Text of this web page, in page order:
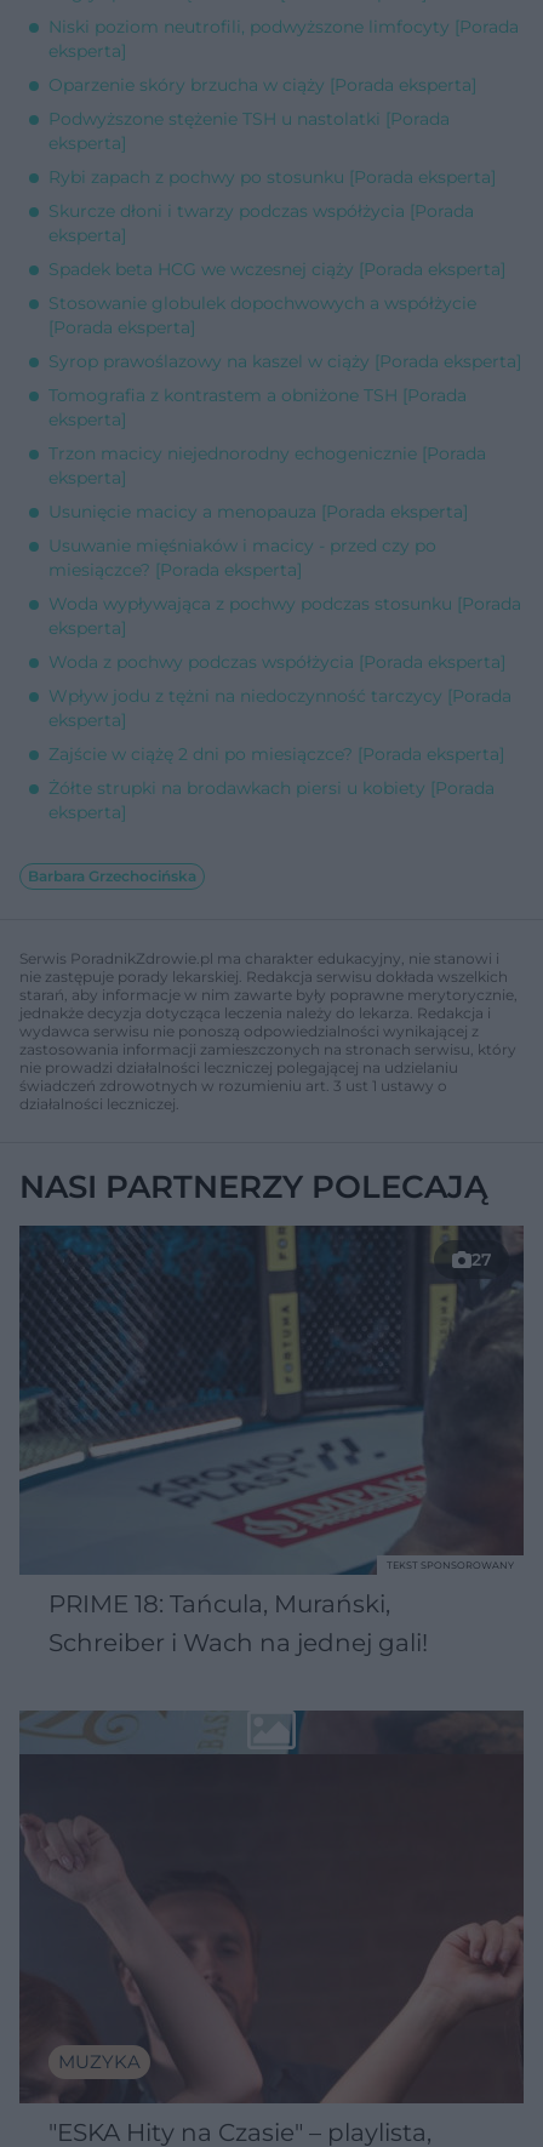
Niski poziom neutrofili, podwyższone limfocyty [Porada
eksperta]
Oparzenie skóry brzucha w ciąży [Porada eksperta]
Podwyższone stężenie TSH u nastolatki [Porada
eksperta]
Rybi zapach z pochwy po stosunku [Porada eksperta]
Skurcze dłoni i twarzy podczas współżycia [Porada
eksperta]
Spadek beta HCG we wczesnej ciąży [Porada eksperta]
Stosowanie globulek dopochwowych a współżycie
[Porada eksperta]
Syrop prawoślazowy na kaszel w ciąży [Porada eksperta]
Tomografia z kontrastem a obniżone TSH [Porada
eksperta]
Trzon macicy niejednorodny echogenicznie [Porada
eksperta]
Usunięcie macicy a menopauza [Porada eksperta]
Usuwanie mięśniaków i macicy - przed czy po
miesiączce? [Porada eksperta]
Woda wypływająca z pochwy podczas stosunku [Porada
eksperta]
Woda z pochwy podczas współżycia [Porada eksperta]
Wpływ jodu z tężni na niedoczynność tarczycy [Porada
eksperta]
Zajście w ciążę 2 dni po miesiączce? [Porada eksperta]
Żółte strupki na brodawkach piersi u kobiety [Porada
eksperta]
Barbara Grzechocińska
Serwis PoradnikZdrowie.pl ma charakter edukacyjny, nie stanowi i
nie zastępuje porady lekarskiej. Redakcja serwisu dokłada wszelkich
starań, aby informacje w nim zawarte były poprawne merytorycznie,
jednakże decyzja dotycząca leczenia należy do lekarza. Redakcja i
wydawca serwisu nie ponoszą odpowiedzialności wynikającej z
zastosowania informacji zamieszczonych na stronach serwisu, który
nie prowadzi działalności leczniczej polegającej na udzielaniu
świadczeń zdrowotnych w rozumieniu art. 3 ust 1 ustawy o
działalności leczniczej.
NASI PARTNERZY POLECAJĄ
27
PRIME 18: Tańcula, Murański,
Schreiber i Wach na jednej gali!
TEKST SPONSOROWANY
MUZYKA
"ESKA Hity na Czasie" – playlista,